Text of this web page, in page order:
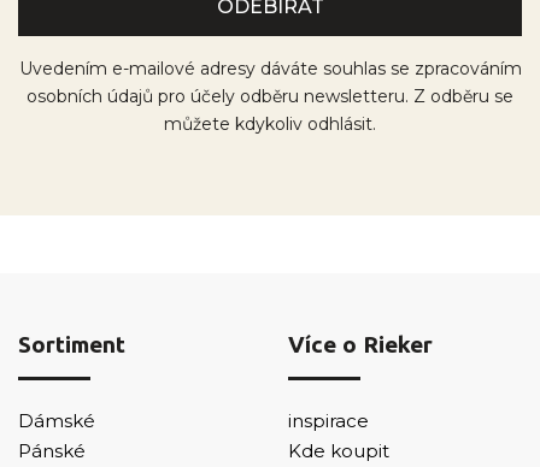
Uvedením e-mailové adresy dáváte souhlas se zpracováním
osobních údajů pro účely odběru newsletteru. Z odběru se
můžete kdykoliv odhlásit.
Sortiment
Dámské
Pánské
Více o Rieker
inspirace
Kde koupit